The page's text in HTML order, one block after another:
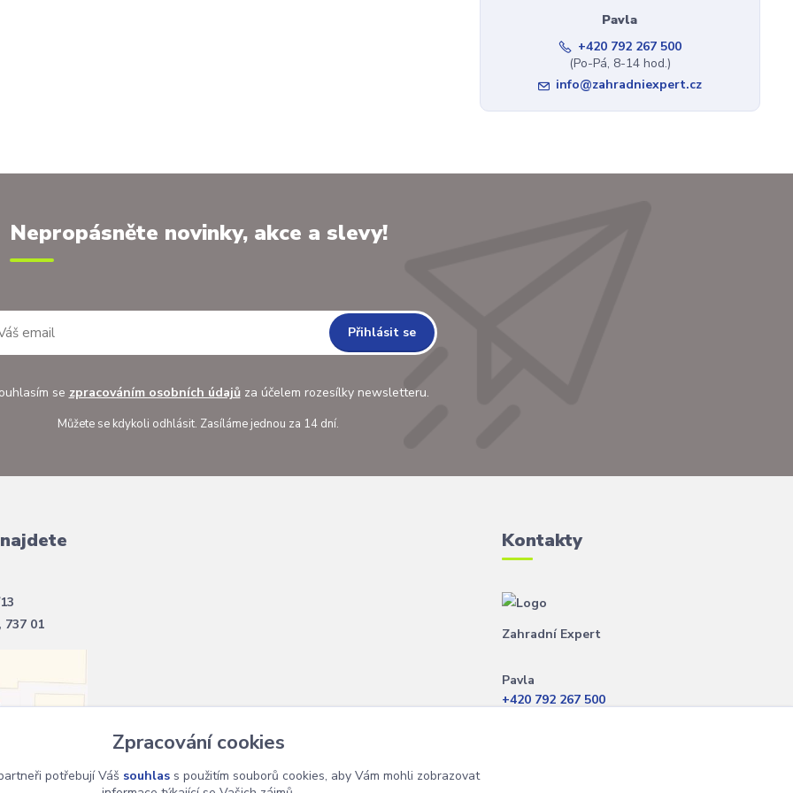
Pavla
+420 792 267 500
(Po-Pá, 8-14 hod.)
info@zahradniexpert.cz
Nepropásněte novinky, akce a slevy!
Přihlásit se
se zpracováním osobních údajůza účelem rozesílky newsletteru.
Můžete se kdykoli odhlásit. Zasíláme jednou za 14 dní.
737 01
Kontakty
Zahradní Expert
Pavla
+420 792 267 500
Zpracování cookies
potřebují Váš souhlass použitím souborů cookies, aby Vám mohli zobrazovat